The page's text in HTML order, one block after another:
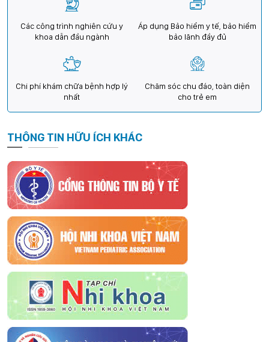
Các công trình nghiên cứu y
khoa dẫn đầu ngành
Áp dụng Bảo hiểm y tế, bảo hiểm
bảo lãnh đầy đủ
Chi phí khám chữa bệnh hợp lý
nhất
Chăm sóc chu đáo, toàn diện
cho trẻ em
THÔNG TIN HỮU ÍCH KHÁC